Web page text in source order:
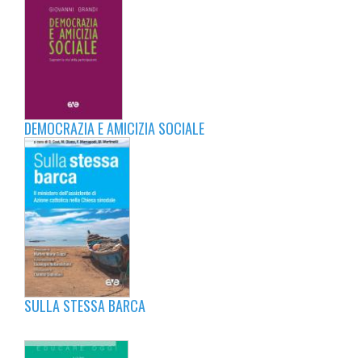
DEMOCRAZIA E AMICIZIA SOCIALE
SULLA STESSA BARCA